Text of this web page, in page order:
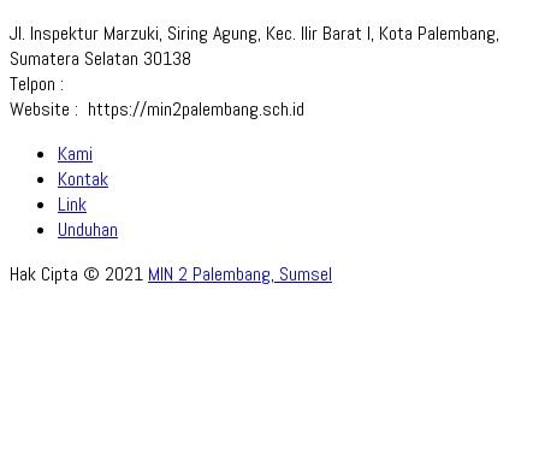
Jl. Inspektur Marzuki, Siring Agung, Kec. Ilir Barat I, Kota Palembang,
Sumatera Selatan 30138
Telpon :
Website : https://min2palembang.sch.id
Kami
Kontak
Link
Unduhan
Hak Cipta © 2021 MIN 2 Palembang, Sumsel